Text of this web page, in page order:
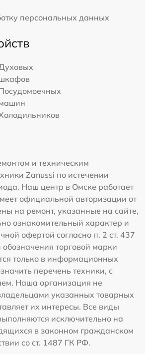
персональных данных
и техническим
Zanussi по истечении
Наш центр в Омске работает
официальной авторизации от
на ремонт, указанные на сайте,
ознакомительный характер и
офертой согласно п. 2 ст. 437
торговой марки
только в информационных
перечень техники, с
Наша организация не
указанных товарных
их интересы. Все виды
исключительно на
в законном гражданском
со ст. 1487 ГК РФ.